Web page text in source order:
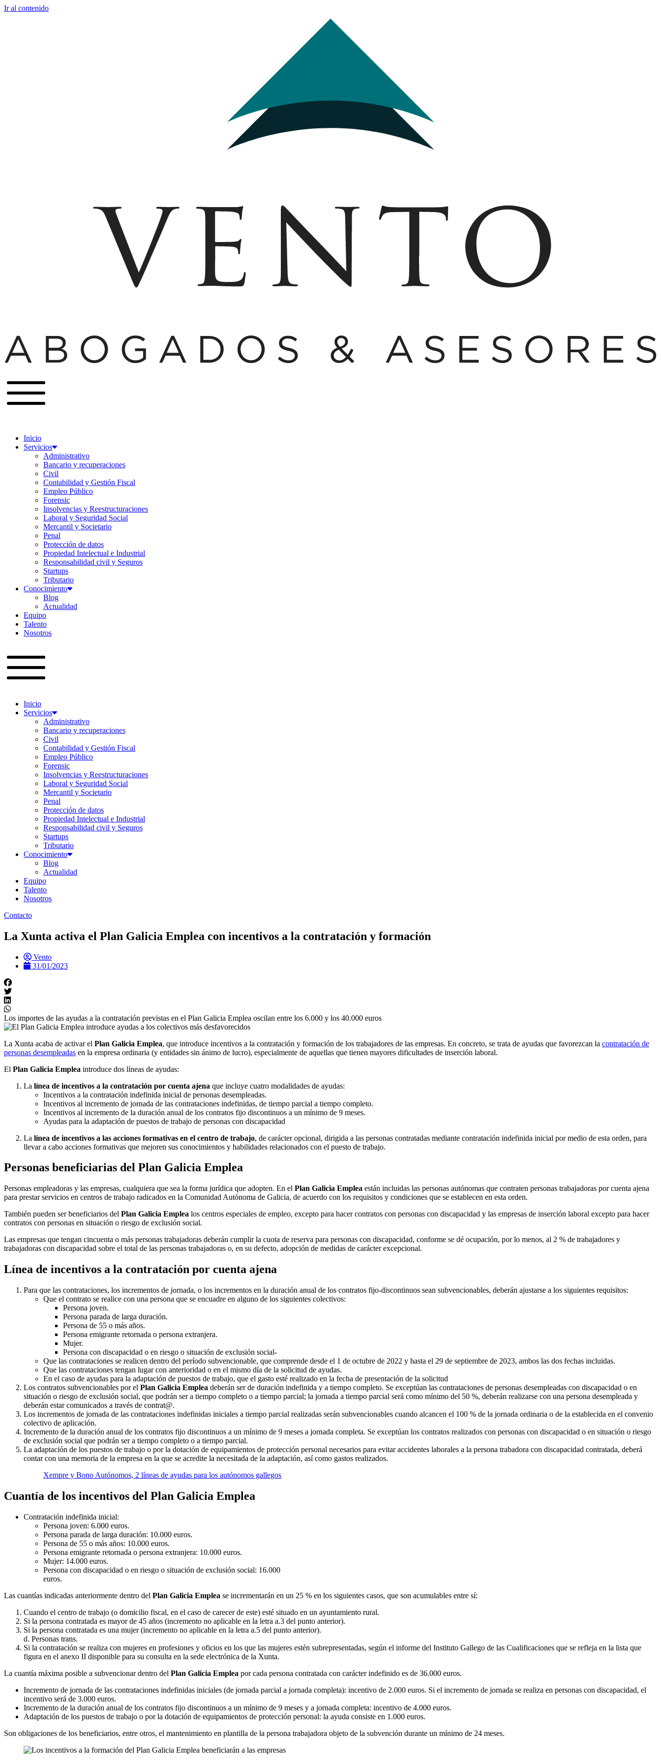
Ir al contenido
Inicio
Servicios
Administrativo
Bancario y recuperaciones
Civil
Contabilidad y Gestión Fiscal
Empleo Público
Forensic
Insolvencias y Reestructuraciones
Laboral y Seguridad Social
Mercantil y Societario
Penal
Protección de datos
Propiedad Intelectual e Industrial
Responsabilidad civil y Seguros
Startups
Tributario
Conocimiento
Blog
Actualidad
Equipo
Talento
Nosotros
Inicio
Servicios
Administrativo
Bancario y recuperaciones
Civil
Contabilidad y Gestión Fiscal
Empleo Público
Forensic
Insolvencias y Reestructuraciones
Laboral y Seguridad Social
Mercantil y Societario
Penal
Protección de datos
Propiedad Intelectual e Industrial
Responsabilidad civil y Seguros
Startups
Tributario
Conocimiento
Blog
Actualidad
Equipo
Talento
Nosotros
Contacto
La Xunta activa el Plan Galicia Emplea con incentivos a la contratación y formación
Vento
31/01/2023
Los importes de las ayudas a la contratación previstas en el Plan Galicia Emplea oscilan entre los 6.000 y los 40.000 euros
La Xunta acaba de activar el Plan Galicia Emplea, que introduce incentivos a la contratación y formación de los trabajadores de las empresas. En concreto, se trata de ayudas que favorezcan la contratación de
personas desempleadas en la empresa ordinaria (y entidades sin ánimo de lucro), especialmente de aquellas que tienen mayores dificultades de inserción laboral.
El Plan Galicia Emplea introduce dos líneas de ayudas:
La línea de incentivos a la contratación por cuenta ajena que incluye cuatro modalidades de ayudas:
Incentivos a la contratación indefinida inicial de personas desempleadas.
Incentivos al incremento de jornada de las contrataciones indefinidas, de tiempo parcial a tiempo completo.
Incentivos al incremento de la duración anual de los contratos fijo discontinuos a un mínimo de 9 meses.
Ayudas para la adaptación de puestos de trabajo de personas con discapacidad
La línea de incentivos a las acciones formativas en el centro de trabajo, de carácter opcional, dirigida a las personas contratadas mediante contratación indefinida inicial por medio de esta orden, para
llevar a cabo acciones formativas que mejoren sus conocimientos y habilidades relacionados con el puesto de trabajo.
Personas beneficiarias del Plan Galicia Emplea
Personas empleadoras y las empresas, cualquiera que sea la forma jurídica que adopten. En el Plan Galicia Emplea están incluidas las personas autónomas que contraten personas trabajadoras por cuenta ajena
para prestar servicios en centros de trabajo radicados en la Comunidad Autónoma de Galicia, de acuerdo con los requisitos y condiciones que se establecen en esta orden.
También pueden ser beneficiarios del Plan Galicia Emplea los centros especiales de empleo, excepto para hacer contratos con personas con discapacidad y las empresas de inserción laboral excepto para hacer
contratos con personas en situación o riesgo de exclusión social.
Las empresas que tengan cincuenta o más personas trabajadoras deberán cumplir la cuota de reserva para personas con discapacidad, conforme se dé ocupación, por lo menos, al 2 % de trabajadores y
trabajadoras con discapacidad sobre el total de las personas trabajadoras o, en su defecto, adopción de medidas de carácter excepcional.
Línea de incentivos a la contratación por cuenta ajena
Para que las contrataciones, los incrementos de jornada, o los incrementos en la duración anual de los contratos fijo-discontinuos sean subvencionables, deberán ajustarse a los siguientes requisitos:
Que el contrato se realice con una persona que se encuadre en alguno de los siguientes colectivos:
Persona joven.
Persona parada de larga duración.
Persona de 55 o más años.
Persona emigrante retornada o persona extranjera.
Mujer.
Persona con discapacidad o en riesgo o situación de exclusión social-
Que las contrataciones se realicen dentro del período subvencionable, que comprende desde el 1 de octubre de 2022 y hasta el 29 de septiembre de 2023, ambos las dos fechas incluidas.
Que las contrataciones tengan lugar con anterioridad o en el mismo día de la solicitud de ayudas.
En el caso de ayudas para la adaptación de puestos de trabajo, que el gasto esté realizado en la fecha de presentación de la solicitud
Los contratos subvencionables por el Plan Galicia Emplea deberán ser de duración indefinida y a tiempo completo. Se exceptúan las contrataciones de personas desempleadas con discapacidad o en
situación o riesgo de exclusión social, que podrán ser a tiempo completo o a tiempo parcial; la jornada a tiempo parcial será como mínimo del 50 %, deberán realizarse con una persona desempleada y
deberán estar comunicados a través de contrat@.
Los incrementos de jornada de las contrataciones indefinidas iniciales a tiempo parcial realizadas serán subvencionables cuando alcancen el 100 % de la jornada ordinaria o de la establecida en el convenio
colectivo de aplicación.
Incremento de la duración anual de los contratos fijo discontinuos a un mínimo de 9 meses a jornada completa. Se exceptúan los contratos realizados con personas con discapacidad o en situación o riesgo
de exclusión social que podrán ser a tiempo completo o a tiempo parcial.
La adaptación de los puestos de trabajo o por la dotación de equipamientos de protección personal necesarios para evitar accidentes laborales a la persona trabadora con discapacidad contratada, deberá
contar con una memoria de la empresa en la que se acredite la necesitada de la adaptación, así como gastos realizados.
Xempre y Bono Autónomos, 2 líneas de ayudas para los autónomos gallegos
Cuantía de los incentivos del Plan Galicia Emplea
Contratación indefinida inicial:
Persona joven: 6.000 euros.
Persona parada de larga duración: 10.000 euros.
Persona de 55 o más años: 10.000 euros.
Persona emigrante retornada o persona extranjera: 10.000 euros.
Mujer: 14.000 euros.
Persona con discapacidad o en riesgo o situación de exclusión social: 16.000
euros.
Las cuantías indicadas anteriormente dentro del Plan Galicia Emplea se incrementarán en un 25 % en los siguientes casos, que son acumulables entre sí:
Cuando el centro de trabajo (o domicilio fiscal, en el caso de carecer de este) esté situado en un ayuntamiento rural.
Si la persona contratada es mayor de 45 años (incremento no aplicable en la letra a.3 del punto anterior).
Si la persona contratada es una mujer (incremento no aplicable en la letra a.5 del punto anterior).
d. Personas trans.
Si la contratación se realiza con mujeres en profesiones y oficios en los que las mujeres estén subrepresentadas, según el informe del Instituto Gallego de las Cualificaciones que se refleja en la lista que
figura en el anexo II disponible para su consulta en la sede electrónica de la Xunta.
La cuantía máxima posible a subvencionar dentro del Plan Galicia Emplea por cada persona contratada con carácter indefinido es de 36.000 euros.
Incremento de jornada de las contrataciones indefinidas iniciales (de jornada parcial a jornada completa): incentivo de 2.000 euros. Si el incremento de jornada se realiza en personas con discapacidad, el
incentivo será de 3.000 euros.
Incremento de la duración anual de los contratos fijo discontinuos a un mínimo de 9 meses y a jornada completa: incentivo de 4.000 euros.
Adaptación de los puestos de trabajo o por la dotación de equipamientos de protección personal: la ayuda consiste en 1.000 euros.
Son obligaciones de los beneficiarios, entre otros, el mantenimiento en plantilla de la persona trabajadora objeto de la subvención durante un mínimo de 24 meses.